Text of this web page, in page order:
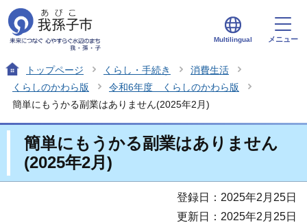
Multilingual メニュー
トップページ くらし・手続き
消費生活
くらしのかわら版
令和6年度 くらしのかわら版
簡単にもうかる副業はありません(2025年2月)
簡単にもうかる副業はありません
(2025年2月)
登録日：2025年2月25日
更新日：2025年2月25日